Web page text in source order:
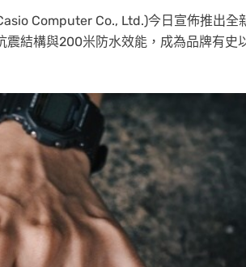
Computer Co., Ltd.)今日宣佈推出全
結構與200米防水效能，成為品牌有史